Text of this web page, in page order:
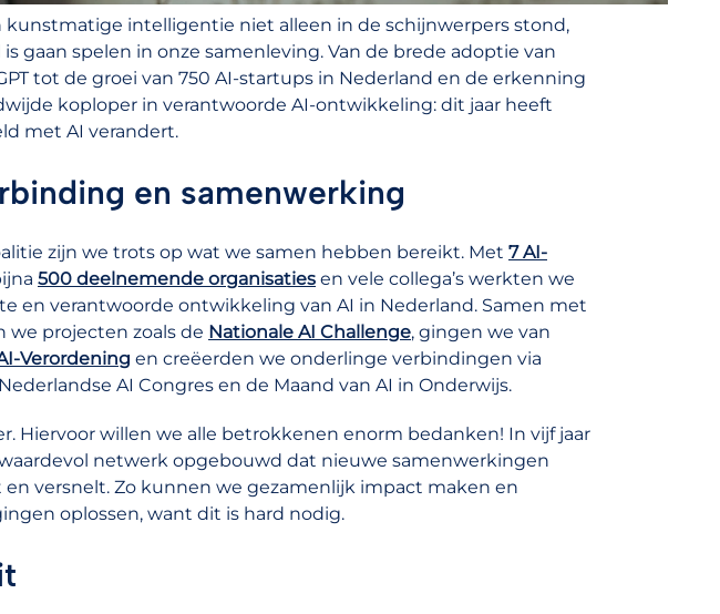
kunstmatige intelligentie niet alleen in de schijnwerpers stond,
gaan spelen in onze samenleving. Van de brede adoptie van
tot de groei van 750 AI-startups in Nederland en de erkenning
koploper in verantwoorde AI-ontwikkeling: dit jaar heeft
met AI verandert.
en samenwerking
zijn we trots op wat we samen hebben bereikt. Met 7 AI-
500 deelnemende organisaties en vele collega’s werkten we
en verantwoorde ontwikkeling van AI in Nederland. Samen met
we projecten zoals de Nationale AI Challenge, gingen we van
Verordening en creëerden we onderlinge verbindingen via
AI Congres en de Maand van AI in Onderwijs.
Hiervoor willen we alle betrokkenen enorm bedanken! In vijf jaar
netwerk opgebouwd dat nieuwe samenwerkingen
versnelt. Zo kunnen we gezamenlijk impact maken en
oplossen, want dit is hard nodig.